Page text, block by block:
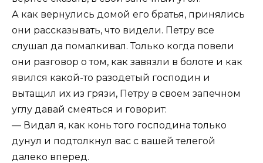
А как вернулись домой его братья, принялись
они рассказывать, что видели. Петру все
слушал да помалкивал. Только когда повели
они разговор о том, как завязли в болоте и как
явился какой-то разодетый господин и
вытащил их из грязи, Петру в своем запечном
углу давай смеяться и говорит:
— Видал я, как конь того господина только
дунул и подтолкнул вас с вашей телегой
далеко вперед.